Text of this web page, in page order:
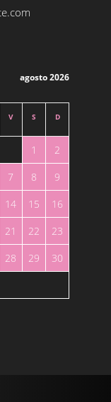
agosto 2026
V S D
1
2
7 8
9
14 15
16
21 22
23
28 29
30